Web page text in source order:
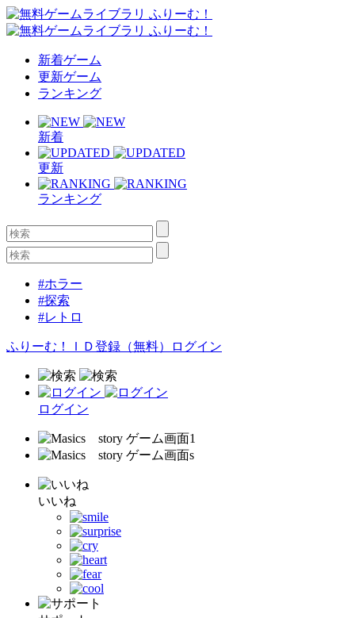
新着ゲーム
更新ゲーム
ランキング
新着
更新
ランキング
#ホラー
#探索
#レトロ
ふりーむ！ＩＤ登録（無料） ログイン
ログイン
いいね